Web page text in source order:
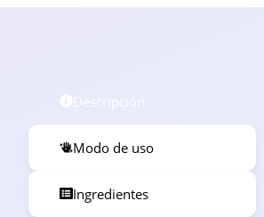
Modo de uso
Ingredientes